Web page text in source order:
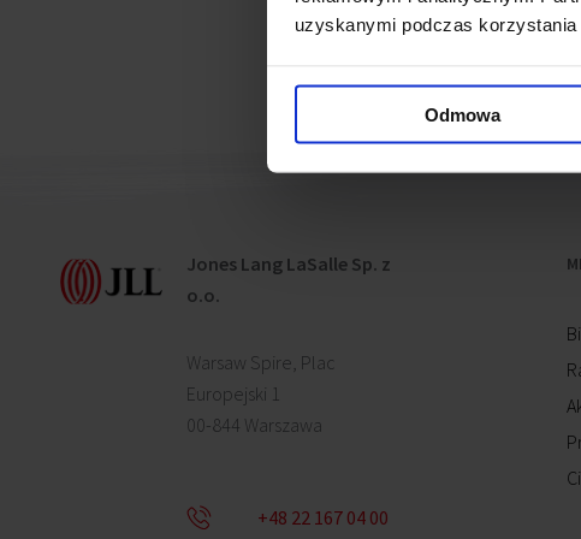
uzyskanymi podczas korzystania
Odmowa
Jones Lang LaSalle Sp. z
o.o.
Warsaw Spire, Plac
Europejski 1
00-844 Warszawa
+48 22 167 04 00